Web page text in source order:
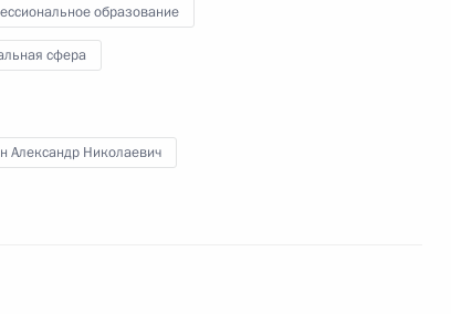
технического
образование
сфера
Александр Николаевич